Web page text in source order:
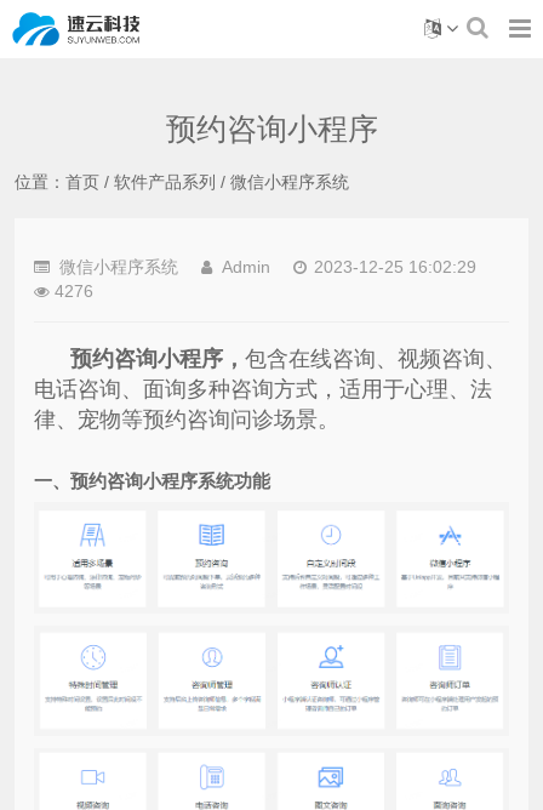
预约咨询小程序
位置： 首页 / 软件产品系列 / 微信小程序系统
微信小程序系统 Admin
2023-12-25 16:02:29
4276
预约咨询小程序， 包含在线咨询、视频咨询、
电话咨询、面询多种咨询方式，适用于心理、法
律、宠物等预约咨询问诊场景。
一、 预约咨询小程序系统功能